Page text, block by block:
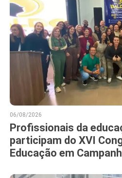
06/08/2026
Profissionais da
participam do XVI
Educação em